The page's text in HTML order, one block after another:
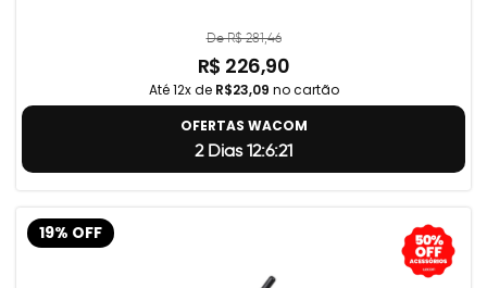
De R$ 281,46
R$ 226,90
Até 12x de R$23,09 no cartão
OFERTAS WACOM
2 Dias 12:6:20
19% OFF